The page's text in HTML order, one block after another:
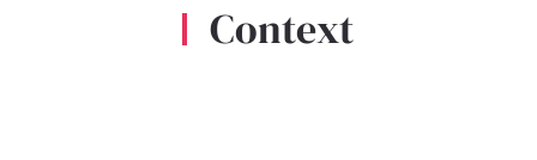
Context